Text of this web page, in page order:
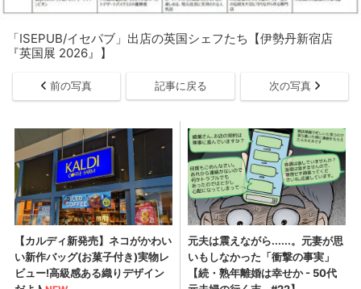
「ISEPUB/イセパブ」出店の英国シェフたち【伊勢丹新宿店
『英国展 2026』】
前の写真 記事に戻る 次の写真